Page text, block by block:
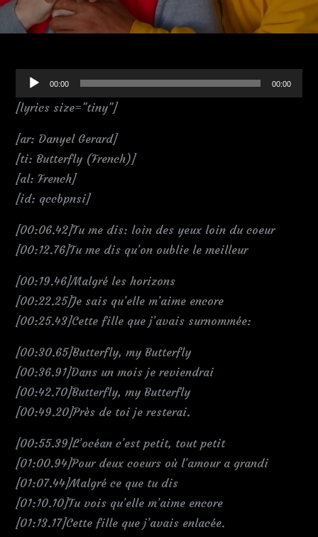
Audio
Player
00:00 00:00
[lyrics size=”tiny”]
[ar: Danyel Gerard]
[ti: Butterfly (French)]
[al: French]
[id: qccbpnsi]
[00:06.42]Tu me dis: loin des yeux loin du coeur
[00:12.76]Tu me dis qu’on oublie le meilleur
[00:19.46]Malgré les horizons
[00:22.25]Je sais qu’elle m’aime encore
[00:25.43]Cette fille que j’avais surnommée:
[00:30.65]Butterfly, my Butterfly
[00:36.91]Dans un mois je reviendrai
[00:42.70]Butterfly, my Butterfly
[00:49.20]Près de toi je resterai.
[00:55.39]L’océan c’est petit, tout petit
[01:00.94]Pour deux coeurs où l’amour a grandi
[01:07.44]Malgré ce que tu dis
[01:10.10]Tu vois qu’elle m’aime encore
[01:13.17]Cette fille que j’avais enlacée.